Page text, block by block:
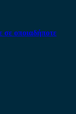
σε οποιαδήποτε